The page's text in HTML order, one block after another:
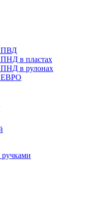
ПВД
в пластах
в рулонах
ЕВРО